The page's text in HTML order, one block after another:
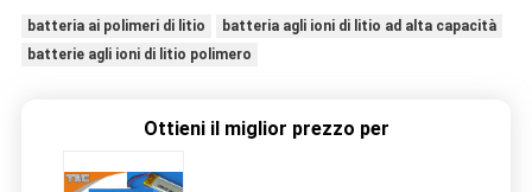
batteria ai polimeri di litio
batteria agli ioni di litio ad alta capacità
batterie agli ioni di litio polimero
Ottieni il miglior prezzo per